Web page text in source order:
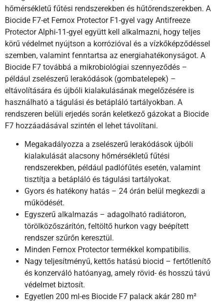
hőmérsékletű fűtési rendszerekben és hűtőrendszerekben. A
Biocide F7-et Fernox Protector F1-gyel vagy Antifreeze
Protector Alphi-11-gyel együtt kell alkalmazni, hogy teljes
körű védelmet nyújtson a korrózióval és a vízkőképződéssel
szemben, valamint fenntartsa az energiahatékonyságot. A
Biocide F7 továbbá a mikrobiológiai szennyeződés –
például zselészerű lerakódások (gombatelepek) –
eltávolítására és újbóli kialakulásának megelőzésére is
használható a tágulási és betápláló tartályokban. A
rendszeren belüli erjedés során keletkező gázokat a Biocide
F7 hozzáadásával szintén el lehet távolítani.
Megakadályozza a zselészerű lerakódások újbóli
kialakulását alacsony hőmérsékletű fűtési
rendszerekben, például padlófűtés esetén, valamint
tisztítja a betápláló és tágulási tartályokat.
Gyors és hatékony hatás – 24 órán belül megkezdi a
működését.
Egyszerű alkalmazás – adagolható radiátoron,
törölközőszárítón, feltöltő hurkon vagy beépített
rendszer szűrőn keresztül.
Minden Fernox Protector termékkel kompatibilis.
Nagy teljesítményű, kettős hatású biocid – fertőtlenítő
és konzerváló hatóanyag, amely rövid- és hosszú távú
védelmet biztosít.
Egyetlen 200 ml-es Biocide F7 palack akár 280 m²